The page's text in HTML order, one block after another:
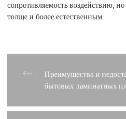
сопротивляемость воздействию,
толще и более естественным.
Преимущества и
бытовых ламинатных